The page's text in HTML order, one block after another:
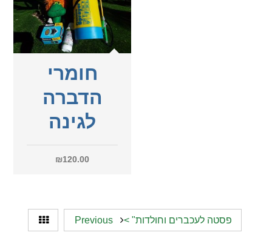
חומרי
הדברה
לגינה
₪120.00
פסטה לעכברים וחולדות" > Previous